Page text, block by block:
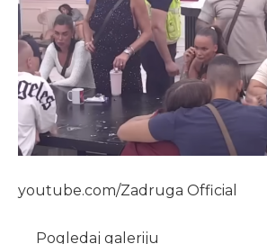
youtube.com/Zadruga Official
Pogledaj galeriju